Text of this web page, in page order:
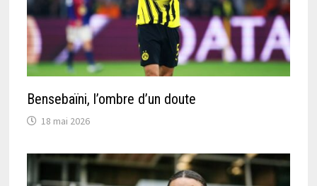
Bensebaïni, l’ombre d’un doute
18 mai 2026